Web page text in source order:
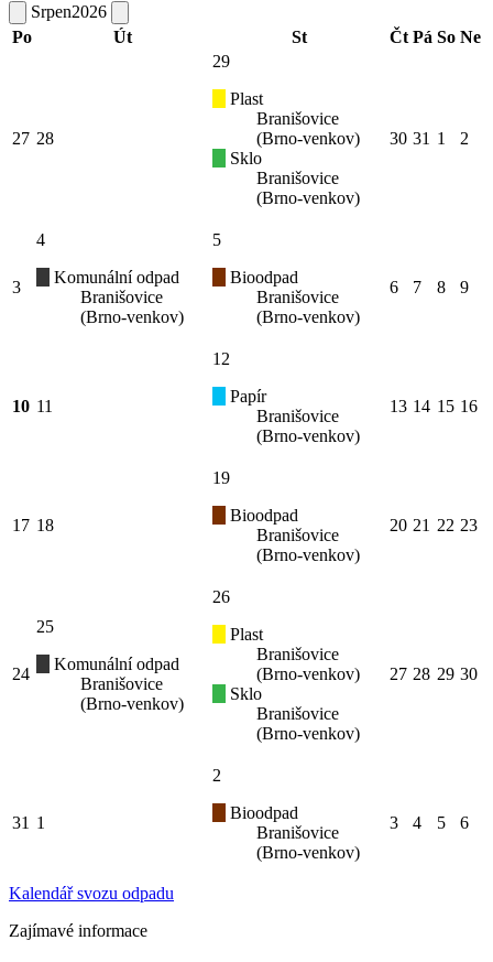
Srpen2026
Po
Út St Čt Pá So Ne
27 28
29
Plast
Branišovice
(Brno-venkov)
Sklo
Branišovice
(Brno-venkov)
30 31 1 2
3
4
Komunální odpad
Branišovice
(Brno-venkov)
5
Bioodpad
Branišovice
(Brno-venkov)
6 7 8 9
10 11
12
Papír
Branišovice
(Brno-venkov)
13 14 15 16
17 18
19
Bioodpad
Branišovice
(Brno-venkov)
20 21 22 23
24
25
Komunální odpad
Branišovice
(Brno-venkov)
26
Plast
Branišovice
(Brno-venkov)
Sklo
Branišovice
(Brno-venkov)
27 28 29 30
31 1
2
Bioodpad
Branišovice
(Brno-venkov)
3 4 5 6
Kalendář svozu odpadu
Zajímavé informace